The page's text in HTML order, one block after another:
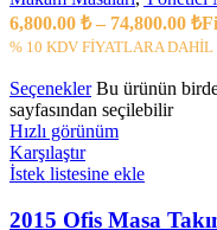
6,800.00 ₺ – 74,800.00 ₺
% 10 KDV FİYATLARA DAHİL
Seçenekler Bu ürünün
sayfasından seçilebilir
Hızlı görünüm
Karşılaştır
İstek listesine ekle
2015 Ofis Masa